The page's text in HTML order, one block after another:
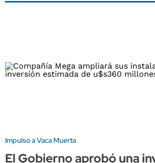
Impulso a Vaca Muerta
El Gobierno aprobó una